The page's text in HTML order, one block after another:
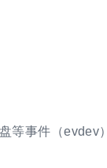
等事件（evdev）